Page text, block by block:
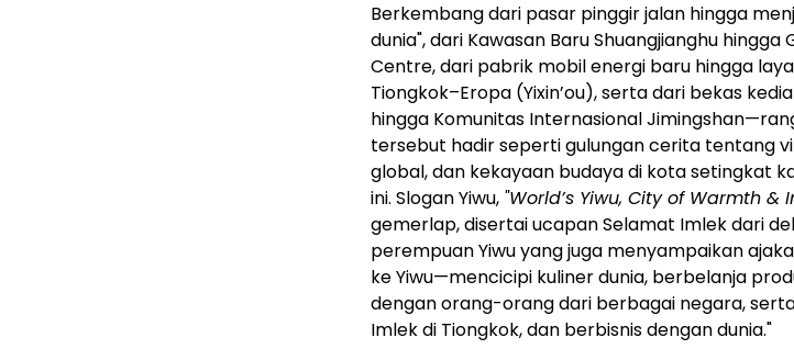
Berkembang dari pasar pinggir jalan hingga
dunia", dari Kawasan Baru Shuangjianghu hingga
Centre, dari pabrik mobil energi baru hingga
Tiongkok–Eropa (Yixin’ou), serta dari bekas
hingga Komunitas Internasional
tersebut hadir seperti gulungan cerita tentang
global, dan kekayaan budaya di kota setingkat
ini. Slogan Yiwu, "World’s Yiwu, City of Warmth &
gemerlap, disertai ucapan Selamat Imlek dari
perempuan Yiwu yang juga menyampaikan
ke Yiwu—mencicipi kuliner dunia, berbelanja
dengan orang-orang dari berbagai negara,
Imlek di Tiongkok, dan berbisnis dengan dunia."